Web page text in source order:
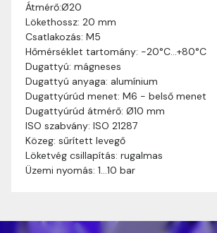
Átmérő:Ø20
Lökethossz: 20 mm
Csatlakozás: M5
Hőmérséklet tartomány: -20°C…+80°C
Dugattyú: mágneses
Dugattyú anyaga: alumínium
Dugattyúrúd menet: M6 - belső menet
Dugattyúrúd átmérő: Ø10 mm
ISO szabvány: ISO 21287
Közeg: sűrített levegő
Löketvég csillapítás: rugalmas
Üzemi nyomás: 1…10 bar
Szállítási idő:
munkanapon belül kézbesítjük.
valamilyen okból kifolyólag a
ideig tart, előre értesítünk
Szállítási díj: A szállítási díj függ a
és a szállítási cím távolságától. A
díjat a vásárlás folyamata során
mielőtt a rendelést véglegesítitek.